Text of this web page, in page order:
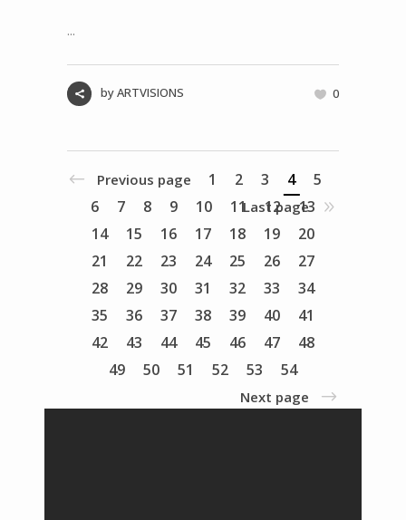
...
byARTVISIONS 0
Previous page 1 2 3 4
5
6
7 8 9 10 11 12
13
14
15 16 17 18 19
20
21
22 23 24 25 26
27
28
29 30 31 32 33
34
35
36 37 38 39 40
41
42
43 44 45 46 47
48
49
50 51 52 53 54
Last page
Next page